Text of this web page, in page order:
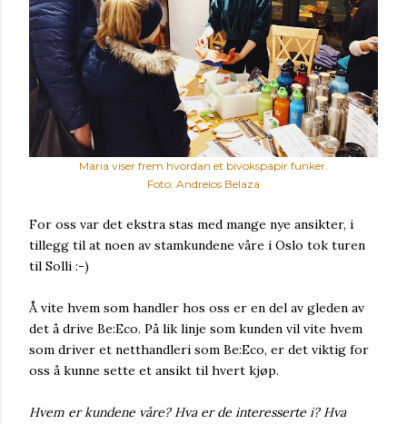
Maria viser frem hvordan et bivokspapir funker.
Foto: Andreios Belaza
For oss var det ekstra stas med mange nye ansikter, i
tillegg til at noen av stamkundene våre i Oslo tok turen
til Solli :-)
Å vite hvem som handler hos oss er en del av gleden av
det å drive Be:Eco. På lik linje som kunden vil vite hvem
som driver et netthandleri som Be:Eco, er det viktig for
oss å kunne sette et ansikt til hvert kjøp.
Hvem er kundene våre? Hva er de interesserte i? Hva